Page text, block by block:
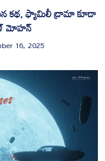
కథ, ఫ్యామిలీ డ్రామా కూడా
మోహన్
16, 2025